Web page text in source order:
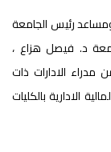
رئيس الجامعة
د. فيصل هزاع ،
مدراء الادارات ذات
الادارية بالكليات